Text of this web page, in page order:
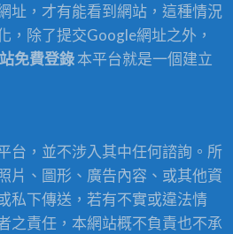
址，才有能看到網站，這種情況
，除了提交Google網址之外，
免費登錄本平台就是一個建立
台，並不涉入其中任何諮詢。所
片、圖形、廣告內容、或其他資
私下傳送，若有不實或違法情
之責任，本網站概不負責也不承